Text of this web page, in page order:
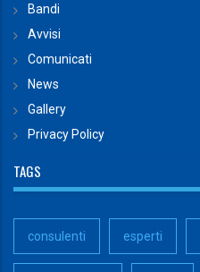
Bandi
Avvisi
Comunicati
News
Gallery
Privacy Policy
TAGS
consulenti esperti